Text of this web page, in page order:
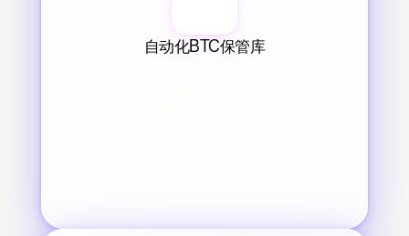
自动化BTC保管库